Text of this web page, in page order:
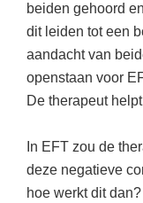
beiden gehoord
dit leiden tot een
aandacht van
openstaan voor
De therapeut
In EFT zou de
deze negatieve
hoe werkt dit